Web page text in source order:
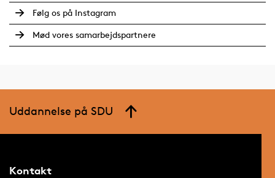
Følg os på Instagram
Mød vores samarbejdspartnere
Uddannelse på SDU
Kontakt